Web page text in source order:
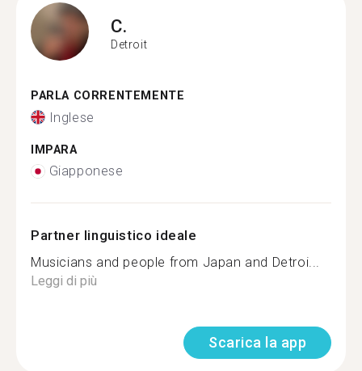
C.
Detroit
PARLA CORRENTEMENTE
Inglese
IMPARA
Giapponese
Partner linguistico ideale
Musicians and people from Japan and Detroi...
Leggi di più
Scarica la app